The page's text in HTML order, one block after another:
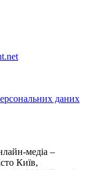
даних
медіа –
Київ,